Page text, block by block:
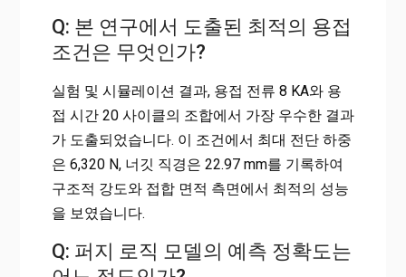
Q: 본 연구에서 도출된 최적의 용접
조건은 무엇인가?
실험 및 시뮬레이션 결과, 용접 전류 8 KA와 용
접 시간 20 사이클의 조합에서 가장 우수한 결과
가 도출되었습니다. 이 조건에서 최대 전단 하중
은 6,320 N, 너깃 직경은 22.97 mm를 기록하여
구조적 강도와 접합 면적 측면에서 최적의 성능
을 보였습니다.
Q: 퍼지 로직 모델의 예측 정확도는